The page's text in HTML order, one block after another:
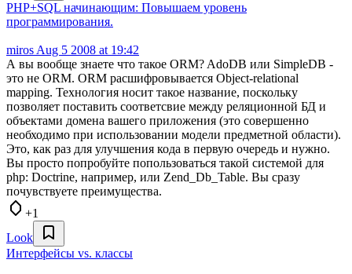
PHP+SQL начинающим: Повышаем уровень
программирования.
miros Aug 5 2008 at 19:42
А вы вообще знаете что такое ORM? AdoDB или SimpleDB -
это не ORM. ORM расшифровывается Object-relational
mapping. Технология носит такое название, поскольку
позволяет поставить соответсвие между реляционной БД и
объектами домена вашего приложения (это совершенно
необходимо при использовании модели предметной области).
Это, как раз для улучшения кода в первую очередь и нужно.
Вы просто попробуйте попользоваться такой системой для
php: Doctrine, например, или Zend_Db_Table. Вы сразу
почувствуете преимущества.
+1
Look
Интерфейсы vs. классы